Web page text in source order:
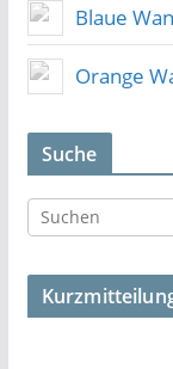
Blaue
Orange
Suche